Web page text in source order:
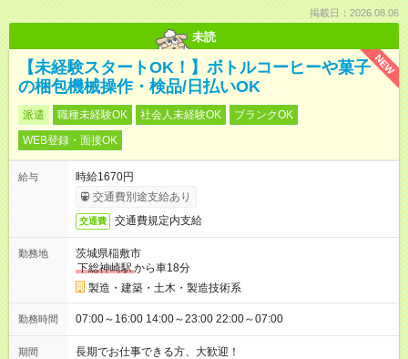
掲載日：2026.08.06
未読
NEW
【未経験スタートOK！】ボトルコーヒーや菓子
の梱包機械操作・検品/日払いOK
派遣 職種未経験OK 社会人未経験OK
ブランクOK
WEB登録・面接OK
給与
時給1670円
交通費別途支給あり
交通費 交通費規定内支給
勤務地
茨城県稲敷市
下総神崎駅から車18分
製造・建築・土木・製造技術系
勤務時間 07:00～16:00 14:00～23:00 22:00～07:00
期間 長期でお仕事できる方、大歓迎！